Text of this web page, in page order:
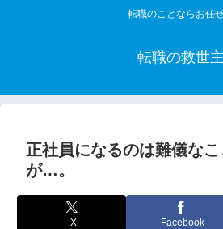
転職のことならお任
転職の救世主
正社員になるのは難儀な
が…。
X Facebook